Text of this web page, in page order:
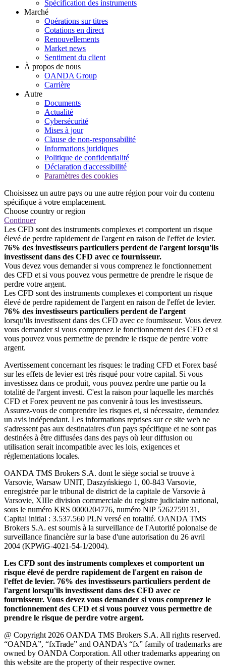
Spécification des instruments
Marché
Opérations sur titres
Cotations en direct
Renouvellements
Market news
Sentiment du client
À propos de nous
OANDA Group
Carrière
Autre
Documents
Actualité
Cybersécurité
Mises à jour
Clause de non-responsabilité
Informations juridiques
Politique de confidentialité
Déclaration d'accessibilité
Paramètres des cookies
Choisissez un autre pays ou une autre région pour voir du contenu
spécifique à votre emplacement.
Choose country or region
Continuer
Les CFD sont des instruments complexes et comportent un risque
élevé de perdre rapidement de l'argent en raison de l'effet de levier.
76% des investisseurs particuliers perdent de l'argent lorsqu'ils
investissent dans des CFD avec ce fournisseur.
Vous devez vous demander si vous comprenez le fonctionnement
des CFD et si vous pouvez vous permettre de prendre le risque de
perdre votre argent.
Les CFD sont des instruments complexes et comportent un risque
élevé de perdre rapidement de l'argent en raison de l'effet de levier.
76% des investisseurs particuliers perdent de l'argent
lorsqu'ils investissent dans des CFD avec ce fournisseur. Vous devez
vous demander si vous comprenez le fonctionnement des CFD et si
vous pouvez vous permettre de prendre le risque de perdre votre
argent.
Avertissement concernant les risques: le trading CFD et Forex basé
sur les effets de levier est très risqué pour votre capital. Si vous
investissez dans ce produit, vous pouvez perdre une partie ou la
totalité de l'argent investi. C'est la raison pour laquelle les marchés
CFD et Forex peuvent ne pas convenir à tous les investisseurs.
Assurez-vous de comprendre les risques et, si nécessaire, demandez
un avis indépendant. Les informations reprises sur ce site web ne
s'adressent pas aux destinataires d'un pays spécifique et ne sont pas
destinées à être diffusées dans des pays où leur diffusion ou
utilisation serait incompatible avec les lois, exigences et
réglementations locales.
OANDA TMS Brokers S.A. dont le siège social se trouve à
Varsovie, Warsaw UNIT, Daszyńskiego 1, 00-843 Varsovie,
enregistrée par le tribunal de district de la capitale de Varsovie à
Varsovie, XIIIe division commerciale du registre judiciaire national,
sous le numéro KRS 0000204776, numéro NIP 5262759131,
Capital initial : 3.537.560 PLN versé en totalité. OANDA TMS
Brokers S.A. est soumis à la surveillance de l'Autorité polonaise de
surveillance financière sur la base d'une autorisation du 26 avril
2004 (KPWiG-4021-54-1/2004).
Les CFD sont des instruments complexes et comportent un
risque élevé de perdre rapidement de l'argent en raison de
l'effet de levier. 76% des investisseurs particuliers perdent de
l'argent lorsqu'ils investissent dans des CFD avec ce
fournisseur. Vous devez vous demander si vous comprenez le
fonctionnement des CFD et si vous pouvez vous permettre de
prendre le risque de perdre votre argent.
@ Copyright 2026 OANDA TMS Brokers S.A. All rights reserved.
“OANDA”, “fxTrade” and OANDA’s “fx” family of trademarks are
owned by OANDA Corporation. All other trademarks appearing on
this website are the property of their respective owner.